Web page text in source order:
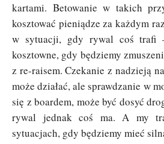
kartami. Betowanie w takich
kosztować pieniądze za każdym
w sytuacji, gdy rywal coś trafi
kosztowne, gdy będziemy
z re-raisem. Czekanie z nadzieją
może działać, ale sprawdzanie w
się z boardem, może być dosyć
rywal jednak coś ma. A my
sytuacjach, gdy będziemy mieć